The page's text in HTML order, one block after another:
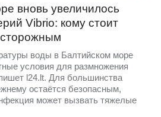
вновь увеличилось
Vibrio: кому стоит
воды в Балтийском море
условия для размножения
l24.lt. Для большинства
остаётся безопасным,
может вызвать тяжелые